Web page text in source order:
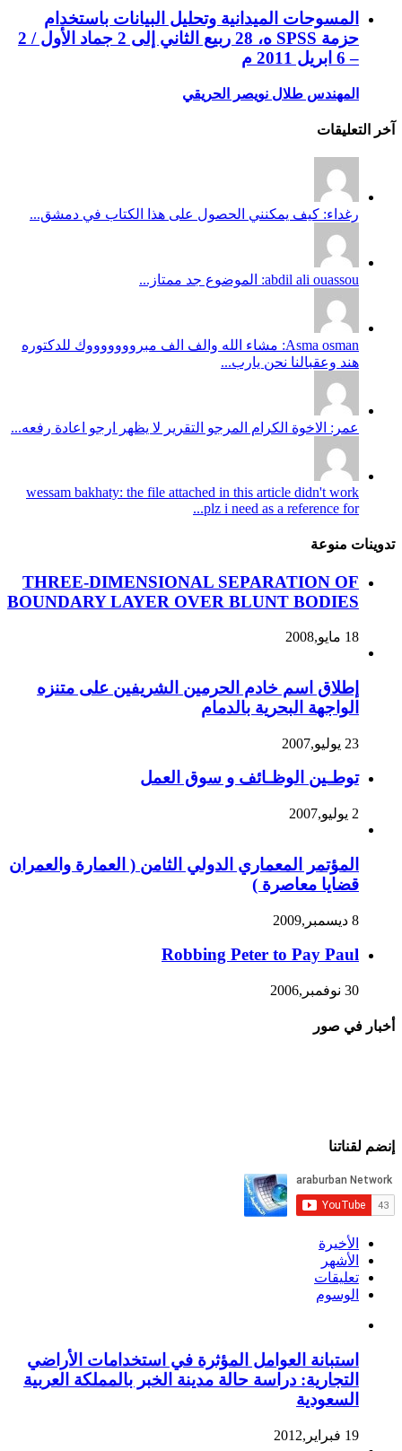
المسوحات الميدانية وتحليل البيانات باستخدام
حزمة SPSS ه، 28 ربيع الثاني إلى 2 جماد الأول / 2
– 6 ابريل 2011 م
المهندس طلال نويصر الحريقي
آخر التعليقات
رغداء: كيف يمكنني الحصول على هذا الكتاب في دمشق...
abdil ali ouassou: الموضوع جد ممتاز...
Asma osman: مشاء الله والف الف مبروووووووك للدكتوره
هند وعقبالنا نحن يارب...
عمر: الاخوة الكرام المرجو التقرير لا يظهر ارجو اعادة رفعه...
wessam bakhaty: the file attached in this article didn't work
plz i need as a reference for...
تدوينات منوعة
THREE-DIMENSIONAL SEPARATION OF
BOUNDARY LAYER OVER BLUNT BODIES
18 مايو,2008
إطلاق اسم خادم الحرمين الشريفين على متنزه
الواجهة البحرية بالدمام
23 يوليو,2007
توطـين الوظـائف و سوق العمل
2 يوليو,2007
المؤتمر المعماري الدولي الثامن ( العمارة والعمران
قضايا معاصرة )
8 ديسمبر,2009
Robbing Peter to Pay Paul
30 نوفمبر,2006
أخبار في صور
إنضم لقناتنا
الأخيرة
الأشهر
تعليقات
الوسوم
استبانة العوامل المؤثرة في استخدامات الأراضي
التجارية: دراسة حالة مدينة الخبر بالمملكة العربية
السعودية
19 فبراير,2012